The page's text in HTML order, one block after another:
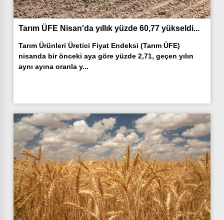
Tarım ÜFE Nisan'da yıllık yüzde 60,77 yükseldi...
Tarım Ürünleri Üretici Fiyat Endeksi (Tarım ÜFE)
nisanda bir önceki aya göre yüzde 2,71, geçen yılın
aynı ayına oranla y...